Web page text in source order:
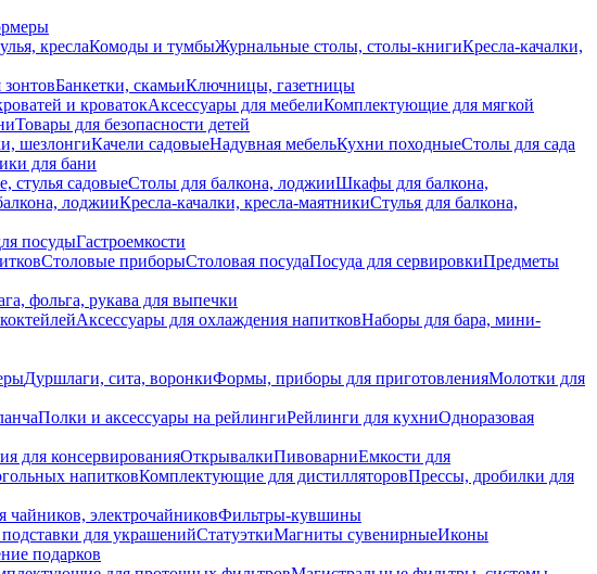
креслаКомоды и тумбыЖурнальные столы, столы-книгиКресла-качалки,
Банкетки, скамьиКлючницы, газетницы
и кроватокАксессуары для мебелиКомплектующие для мягкой
Товары для безопасности детей
шезлонгиКачели садовыеНадувная мебельКухни походныеСтолы для сада
для бани
стулья садовыеСтолы для балкона, лоджииШкафы для балкона,
лоджииКресла-качалки, кресла-маятникиСтулья для балкона,
посудыГастроемкости
Столовые приборыСтоловая посудаПосуда для сервировкиПредметы
фольга, рукава для выпечки
Аксессуары для охлаждения напитковНаборы для бара, мини-
Дуршлаги, сита, воронкиФормы, приборы для приготовленияМолотки для
Полки и аксессуары на рейлингиРейлинги для кухниОдноразовая
для консервированияОткрывалкиПивоварниЕмкости для
напитковКомплектующие для дистилляторовПрессы, дробилки для
чайников, электрочайниковФильтры-кувшины
для украшенийСтатуэткиМагниты сувенирныеИконы
подарков